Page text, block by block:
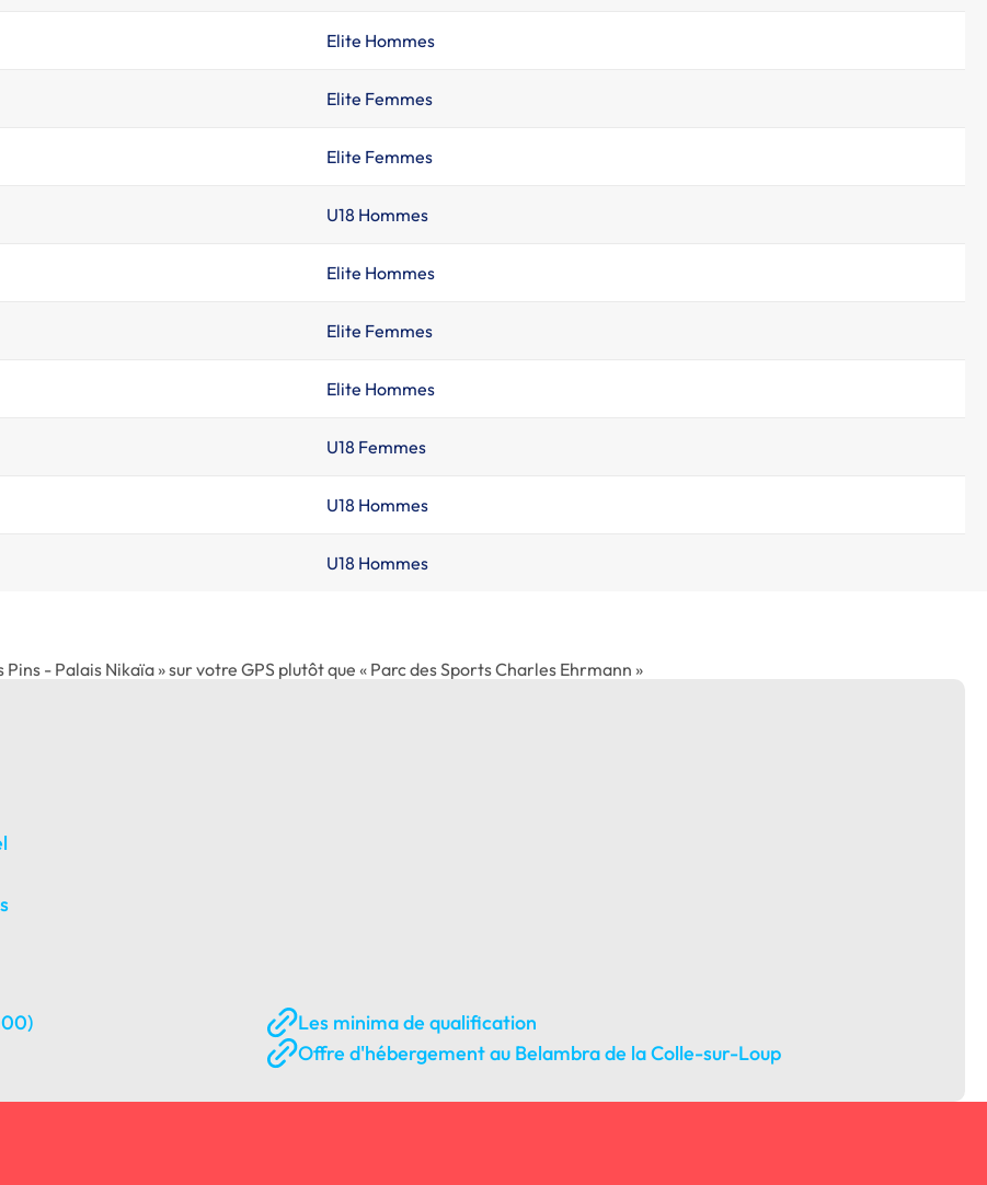
Elite Hommes
Elite Femmes
Elite Femmes
U18 Hommes
Elite Hommes
Elite Femmes
Elite Hommes
U18 Femmes
U18 Hommes
U18 Hommes
- Palais Nikaïa » sur votre GPS plutôt que « Parc des Sports Charles Ehrmann »
Les minima de qualification
Offre d'hébergement au Belambra de la Colle-sur-Loup